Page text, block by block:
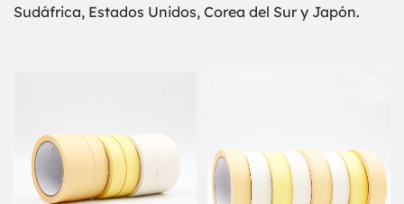
Sudáfrica, Estados Unidos, Corea del Sur y Japón.